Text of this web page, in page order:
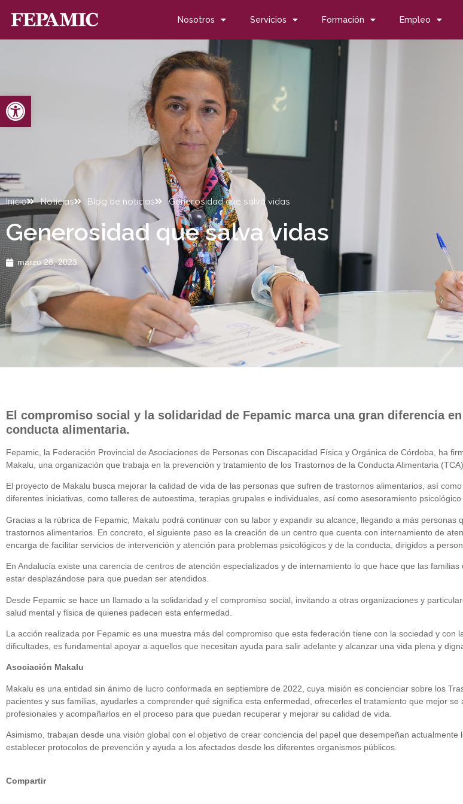
Abrir barra de herramientas
Nosotros Servicios Formación Empleo
Inicio Noticias Blog de noticias Generosidad que salva vidas
Generosidad que salva vidas
marzo 28, 2023
El compromiso social y la solidaridad de Fepamic marca una gran diferencia
conducta alimentaria.
Fepamic, la Federación Provincial de Asociaciones de Personas con Discapacidad Física y Orgánica de Córdoba, ha
Makalu, una organización que trabaja en la prevención y tratamiento de los Trastornos de la Conducta Alimentaria (TCA).
El proyecto de Makalu busca mejorar la calidad de vida de las personas que sufren de trastornos alimentarios, así
diferentes iniciativas, como talleres de autoestima, terapias grupales e individuales, así como asesoramiento
Gracias a la rúbrica de Fepamic, Makalu podrá continuar con su labor y expandir su alcance, llegando a más
trastornos alimentarios. En concreto, el siguiente paso es la creación de un centro que cuenta con internamiento de
encarga de facilitar servicios de intervención y atención para problemas psicológicos y de la conducta, dirigidos a
En Andalucía existe una carencia de centros de atención especializados y de internamiento lo que hace que las
estar desplazándose para que puedan ser atendidos.
Desde Fepamic se hace un llamado a la solidaridad y el compromiso social, invitando a otras organizaciones y
salud mental y física de quienes padecen esta enfermedad.
La acción realizada por Fepamic es una muestra más del compromiso que esta federación tiene con la sociedad y con
dificultades, es fundamental apoyar a aquellos que necesitan ayuda para salir adelante y alcanzar una vida plena y
Asociación Makalu
Makalu es una entidad sin ánimo de lucro conformada en septiembre de 2022, cuya misión es concienciar sobre los
pacientes y sus familias, ayudarles a comprender qué significa esta enfermedad, ofrecerles el tratamiento que mejor
profesionales y acompañarlos en el proceso para que puedan recuperar y mejorar su calidad de vida.
Asimismo, trabajan desde una visión global con el objetivo de crear conciencia del papel que desempeñan
establecer protocolos de prevención y ayuda a los afectados desde los diferentes organismos públicos.
Compartir